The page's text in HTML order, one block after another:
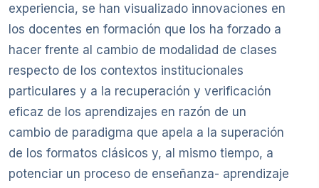
experiencia, se han visualizado innovaciones en
los docentes en formación que los ha forzado a
hacer frente al cambio de modalidad de clases
respecto de los contextos institucionales
particulares y a la recuperación y verificación
eficaz de los aprendizajes en razón de un
cambio de paradigma que apela a la superación
de los formatos clásicos y, al mismo tiempo, a
potenciar un proceso de enseñanza- aprendizaje